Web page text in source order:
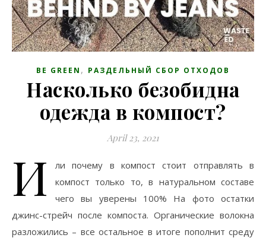
BE GREEN , РАЗДЕЛЬНЫЙ СБОР ОТХОДОВ
Насколько безобидна
одежда в компост?
April 23, 2021
И
ли почему в компост стоит отправлять в
компост только то, в натуральном составе
чего вы уверены 100% На фото остатки
джинс-стрейч после компоста. Органические волокна
разложились – все остальное в итоге пополнит среду